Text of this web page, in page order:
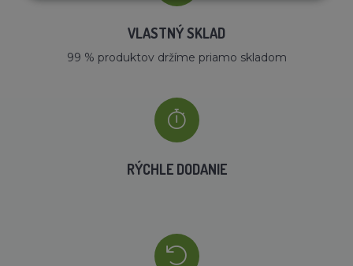
VLASTNÝ SKLAD
99 % produktov držíme priamo skladom
RÝCHLE DODANIE